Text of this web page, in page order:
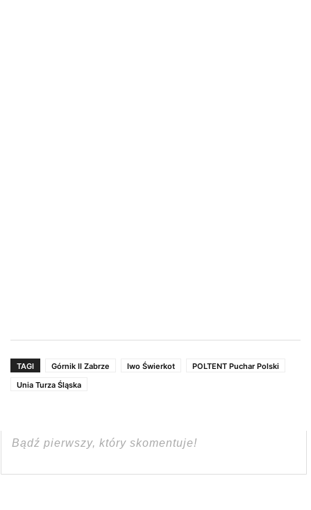
TAGI Górnik II Zabrze Iwo Świerkot
POLTENT Puchar Polski
Unia Turza Śląska